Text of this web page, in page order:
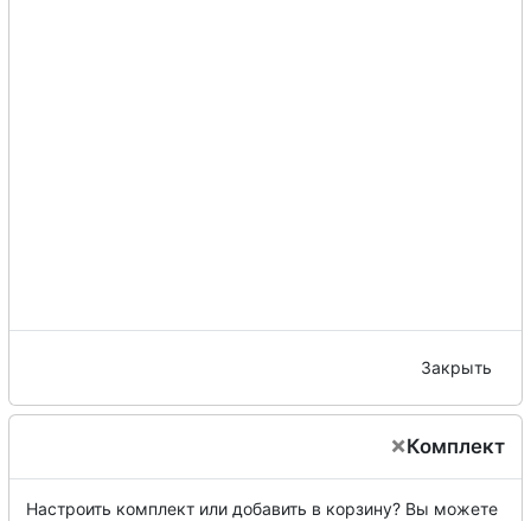
Закрыть
×Комплект
Настроить комплект или добавить в корзину? Вы можете